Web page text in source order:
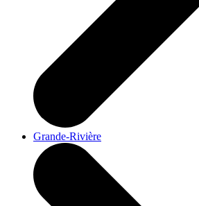
Grande-Rivière